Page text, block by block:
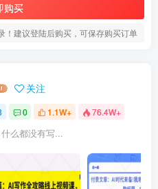
购买
！建议登陆后购买，可保存购买订单
关注
0 1.1W+ 76.4W+
么都没有写...